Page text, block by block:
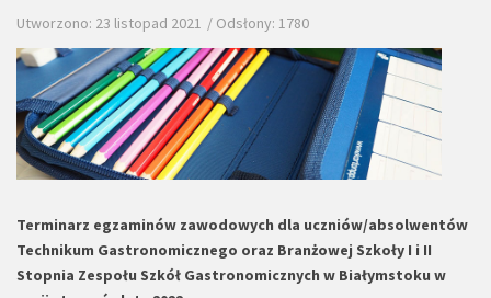
Utworzono: 23 listopad 2021 Odsłony: 1780
Terminarz egzaminów zawodowych dla uczniów/absolwentów
Technikum Gastronomicznego oraz Branżowej Szkoły I i II
Stopnia Zespołu Szkół Gastronomicznych w Białymstoku w